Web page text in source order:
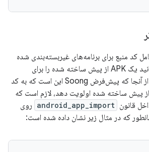
شامل کد منبع برای برنامه‌های غیربسته‌بندی شده
است، اما همچنان می‌توانید یک APK از پیش ساخته شده را برای
گنجاندن مشخص کنید. از آنجا که پیش‌فرض Soong این است که به کد
پیش ساخته شده اولویت دهد، لازم است که
قانون android_app_import روی
که در مثال زیر نشان داده شده است: